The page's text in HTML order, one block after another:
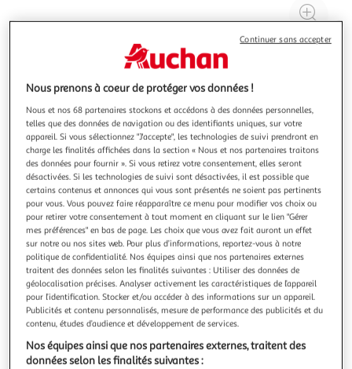
rubrique
à
Illustration
précédente
Illustration
suivante
Meilleure venteVoir conditions
NANIA
Nania Siège auto bébé TORINO évolutif 76-150 cm 15
mois à 12 ans, Têtière ajustable 12 niveaux de
réglages, Protections latérales,Housse amovible et
lavable - Porte gobelet
EVOLUTIF : Un siège auto pour les enfants d'une taille
Nous prenons à coeur de protéger vos données !
Nous et nos 68 partenaires stockons et accédons à des données personnelles,
telles que des données de navigation ou des identifiants uniques, sur votre
appareil. Si vous sélectionnez "J'accepte", les technologies de suivi prendront en
charge les finalités affichées dans la section « Nous et nos partenaires traitons
des données pour fournir ». Si vous retirez votre consentement, elles seront
désactivées. Si les technologies de suivi sont désactivées, il est possible que
certains contenus et annonces qui vous sont présentés ne soient pas pertinents
pour vous. Vous pouvez faire réapparaître ce menu pour modifier vos choix ou
pour retirer votre consentement à tout moment en cliquant sur le lien "Gérer
mes préférences" en bas de page. Les choix que vous avez fait auront un effet
sur notre ou nos sites web. Pour plus d’informations, reportez-vous à notre
politique de confidentialité. Nos équipes ainsi que nos partenaires externes
traitent des données selon les finalités suivantes : Utiliser des données de
géolocalisation précises. Analyser activement les caractéristiques de l’appareil
pour l’identification. Stocker et/ou accéder à des informations sur un appareil.
Publicités et contenu personnalisés, mesure de performance des publicités et du
contenu, études d’audience et développement de services.
Nos équipes ainsi que nos partenaires externes, traitent des
données selon les finalités suivantes :
Continuer sans accepter